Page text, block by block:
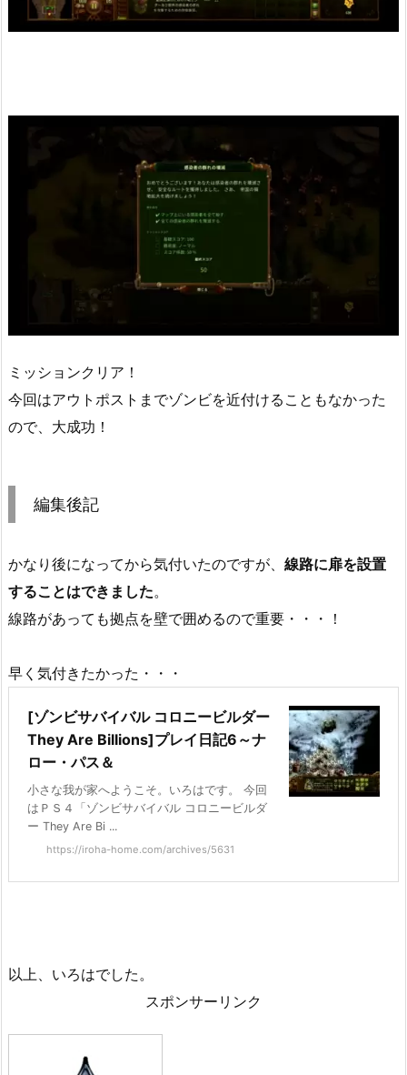
ミッションクリア！
今回はアウトポストまでゾンビを近付けることもなかった
ので、大成功！
編集後記
かなり後になってから気付いたのですが、 線路に扉を設置
することはできました。
線路があっても拠点を壁で囲めるので重要・・・！
早く気付きたかった・・・
[ゾンビサバイバル コロニービルダー
They Are Billions]プレイ日記6～ナ
ロー・パス＆
小さな我が家へようこそ。いろはです。 今回
はＰＳ４「ゾンビサバイバル コロニービルダ
ー They Are Bi ...
https://iroha-home.com/archives/5631
以上、いろはでした。
スポンサーリンク